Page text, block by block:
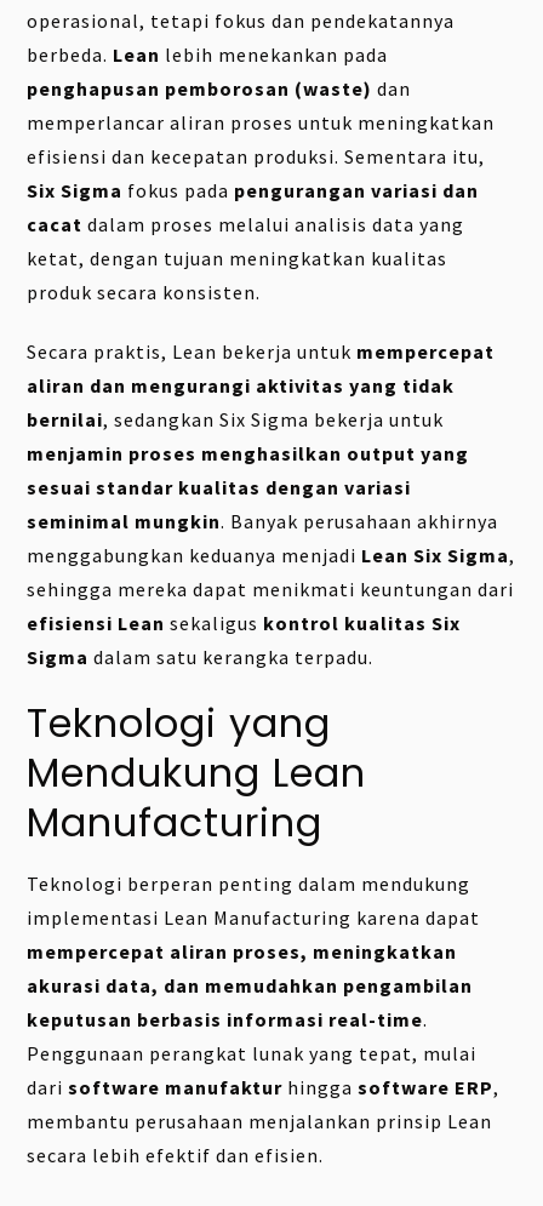
operasional, tetapi fokus dan pendekatannya
berbeda. Lean lebih menekankan pada
penghapusan pemborosan (waste) dan
memperlancar aliran proses untuk meningkatkan
efisiensi dan kecepatan produksi. Sementara itu,
Six Sigma fokus pada pengurangan variasi dan
cacat dalam proses melalui analisis data yang
ketat, dengan tujuan meningkatkan kualitas
produk secara konsisten.
Secara praktis, Lean bekerja untuk mempercepat
aliran dan mengurangi aktivitas yang tidak
bernilai, sedangkan Six Sigma bekerja untuk
menjamin proses menghasilkan output yang
sesuai standar kualitas dengan variasi
seminimal mungkin. Banyak perusahaan akhirnya
menggabungkan keduanya menjadi Lean Six Sigma,
sehingga mereka dapat menikmati keuntungan dari
efisiensi Lean sekaligus kontrol kualitas Six
Sigma dalam satu kerangka terpadu.
Teknologi yang
Mendukung Lean
Manufacturing
Teknologi berperan penting dalam mendukung
implementasi Lean Manufacturing karena dapat
mempercepat aliran proses, meningkatkan
akurasi data, dan memudahkan pengambilan
keputusan berbasis informasi real-time.
Penggunaan perangkat lunak yang tepat, mulai
darisoftware manufaktur hinggasoftware ERP,
membantu perusahaan menjalankan prinsip Lean
secara lebih efektif dan efisien.